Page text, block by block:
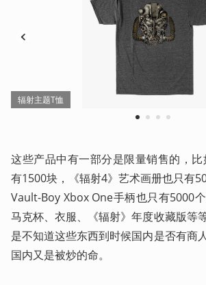
辐射主题T恤
1 2 3 4
这些产品中有一部分是限量销售的，
有1500块，《辐射4》艺术画册也只有
Vault-Boy Xbox One手柄也只有5000
马克杯、衣服、《辐射》年度收藏版等
是不知道这些东西到时候国内是否有商
国内又是被炒的命。